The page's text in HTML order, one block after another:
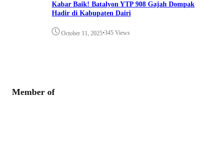
Kabar Baik! Batalyon YTP 908 Gajah Dompak
Hadir di Kabupaten Dairi
October 11, 2025•345 Views
Member of